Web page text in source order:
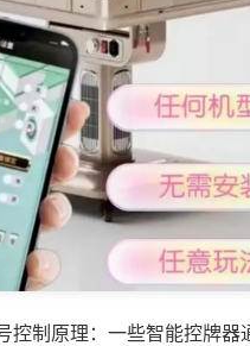
控制原理：一些智能控牌器